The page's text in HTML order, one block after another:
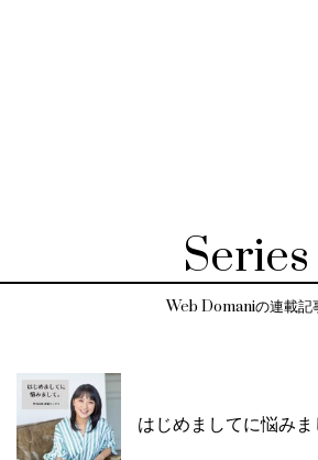
Series
Web Domaniの連載記
はじめましてに悩みま